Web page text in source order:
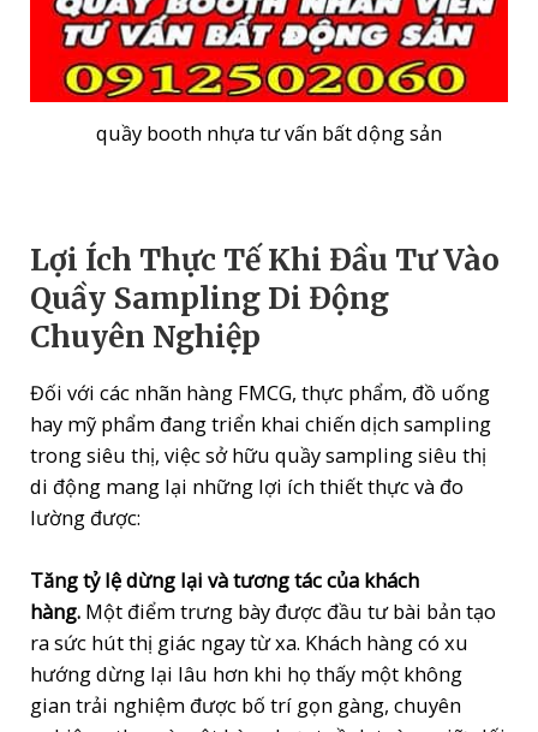
quầy booth nhựa tư vấn bất dộng sản
Lợi Ích Thực Tế Khi Đầu Tư Vào
Quầy Sampling Di Động
Chuyên Nghiệp
Đối với các nhãn hàng FMCG, thực phẩm, đồ uống
hay mỹ phẩm đang triển khai chiến dịch sampling
trong siêu thị, việc sở hữu quầy sampling siêu thị
di động mang lại những lợi ích thiết thực và đo
lường được:
Tăng tỷ lệ dừng lại và tương tác của khách
hàng. Một điểm trưng bày được đầu tư bài bản tạo
ra sức hút thị giác ngay từ xa. Khách hàng có xu
hướng dừng lại lâu hơn khi họ thấy một không
gian trải nghiệm được bố trí gọn gàng, chuyên